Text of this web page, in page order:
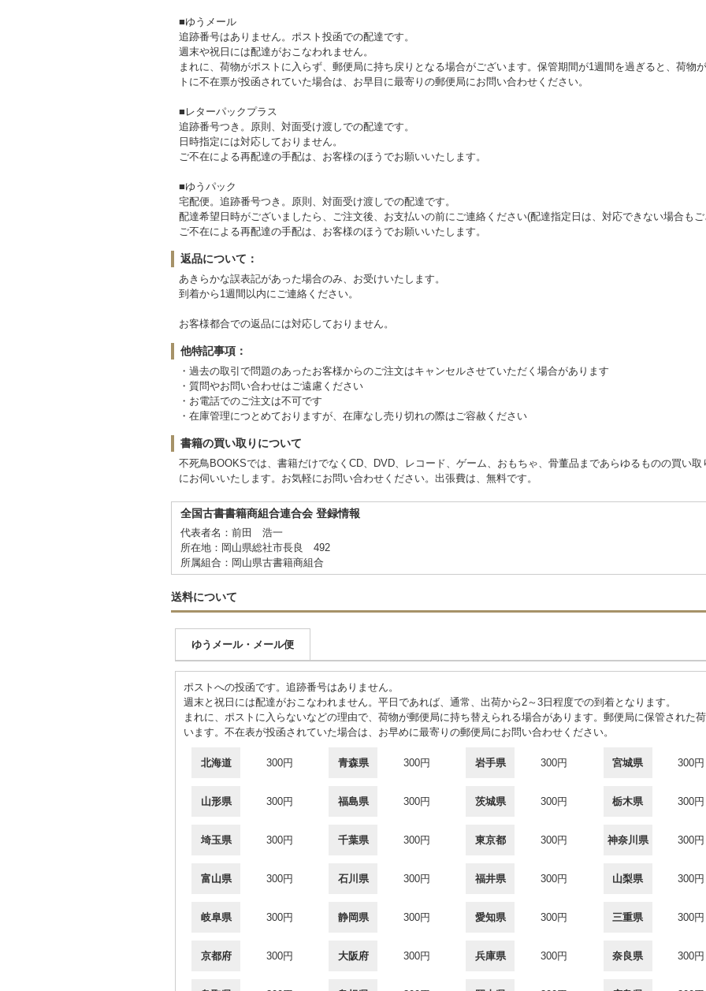
■ゆうメール
追跡番号はありません。ポスト投函での配達です。
週末や祝日には配達がおこなわれません。
まれに、荷物がポストに入らず、郵便局に持ち戻りとなる場合がございます。保管期間が1週間を過ぎると、荷物
トに不在票が投函されていた場合は、お早目に最寄りの郵便局にお問い合わせください。
■レターパックプラス
追跡番号つき。原則、対面受け渡しでの配達です。
日時指定には対応しておりません。
ご不在による再配達の手配は、お客様のほうでお願いいたします。
■ゆうパック
宅配便。追跡番号つき。原則、対面受け渡しでの配達です。
配達希望日時がございましたら、ご注文後、お支払いの前にご連絡ください(配達指定日は、対応できない場合もご
ご不在による再配達の手配は、お客様のほうでお願いいたします。
返品について：
あきらかな誤表記があった場合のみ、お受けいたします。
到着から1週間以内にご連絡ください。
お客様都合での返品には対応しておりません。
他特記事項：
・過去の取引で問題のあったお客様からのご注文はキャンセルさせていただく場合があります
・質問やお問い合わせはご遠慮ください
・お電話でのご注文は不可です
・在庫管理につとめておりますが、在庫なし売り切れの際はご容赦ください
書籍の買い取りについて
不死鳥BOOKSでは、書籍だけでなくCD、DVD、レコード、ゲーム、おもちゃ、骨董品まであらゆるものの買い
にお伺いいたします。お気軽にお問い合わせください。出張費は、無料です。
全国古書書籍商組合連合会 登録情報
代表者名：前田 浩一
所在地：岡山県総社市長良 492
所属組合：岡山県古書籍商組合
送料について
ゆうメール・メール便
ポストへの投函です。追跡番号はありません。
週末と祝日には配達がおこなわれません。平日であれば、通常、出荷から2～3日程度での到着となります。
まれに、ポストに入らないなどの理由で、荷物が郵便局に持ち替えられる場合があります。郵便局に保管された
います。不在表が投函されていた場合は、お早めに最寄りの郵便局にお問い合わせください。
北海道 300円 青森県 300円 岩手県 300円 宮城県 300円
山形県 300円 福島県 300円 茨城県 300円 栃木県 300円
埼玉県 300円 千葉県 300円 東京都 300円 神奈川県 300円
富山県 300円 石川県 300円 福井県 300円 山梨県 300円
岐阜県 300円 静岡県 300円 愛知県 300円 三重県 300円
京都府 300円 大阪府 300円 兵庫県 300円 奈良県 300円